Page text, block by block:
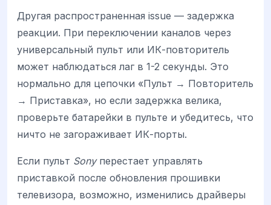
Другая распространенная issue — задержка
реакции. При переключении каналов через
универсальный пульт или ИК-повторитель
может наблюдаться лаг в 1-2 секунды. Это
нормально для цепочки «Пульт → Повторитель
→ Приставка», но если задержка велика,
проверьте батарейки в пульте и убедитесь, что
ничто не загораживает ИК-порты.
Если пульт Sonyперестает управлять
приставкой после обновления прошивки
телевизора, возможно, изменились драйверы